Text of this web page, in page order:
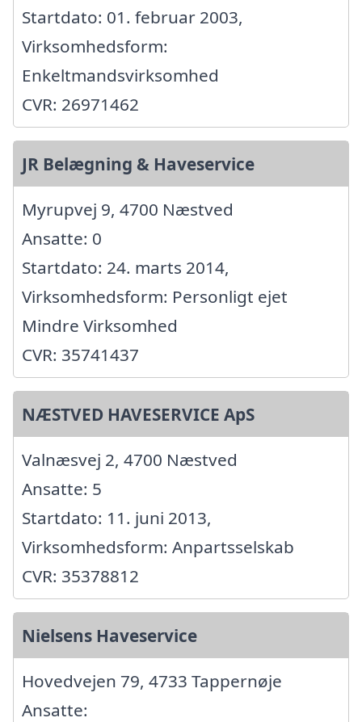
Startdato: 01. februar 2003,
Virksomhedsform:
Enkeltmandsvirksomhed
CVR: 26971462
JR Belægning & Haveservice
Myrupvej 9, 4700 Næstved
Ansatte: 0
Startdato: 24. marts 2014,
Virksomhedsform: Personligt ejet
Mindre Virksomhed
CVR: 35741437
NÆSTVED HAVESERVICE ApS
Valnæsvej 2, 4700 Næstved
Ansatte: 5
Startdato: 11. juni 2013,
Virksomhedsform: Anpartsselskab
CVR: 35378812
Nielsens Haveservice
Hovedvejen 79, 4733 Tappernøje
Ansatte: